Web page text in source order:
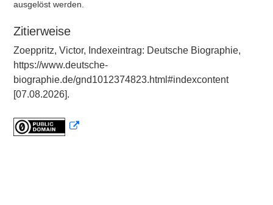
ausgelöst werden.
Zitierweise
Zoeppritz, Victor, Indexeintrag: Deutsche Biographie,
https://www.deutsche-
biographie.de/gnd1012374823.html#indexcontent
[07.08.2026].